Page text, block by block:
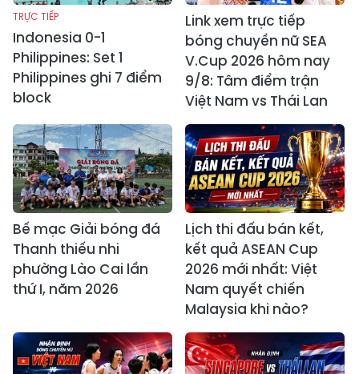
TRỰC TIẾP
Indonesia 0-1
Philippines: Set 1
Philippines ghi 7 điểm
block
Link xem trực tiếp
bóng chuyền nữ SEA
V.Cup 2026 hôm nay
9/8: Tâm điểm trận
Việt Nam vs Thái Lan
Bế mạc Giải bóng đá
Thanh thiếu nhi
phường Lào Cai lần
thứ I, năm 2026
Lịch thi đấu bán kết,
kết quả ASEAN Cup
2026 mới nhất: Việt
Nam quyết chiến
Malaysia khi nào?